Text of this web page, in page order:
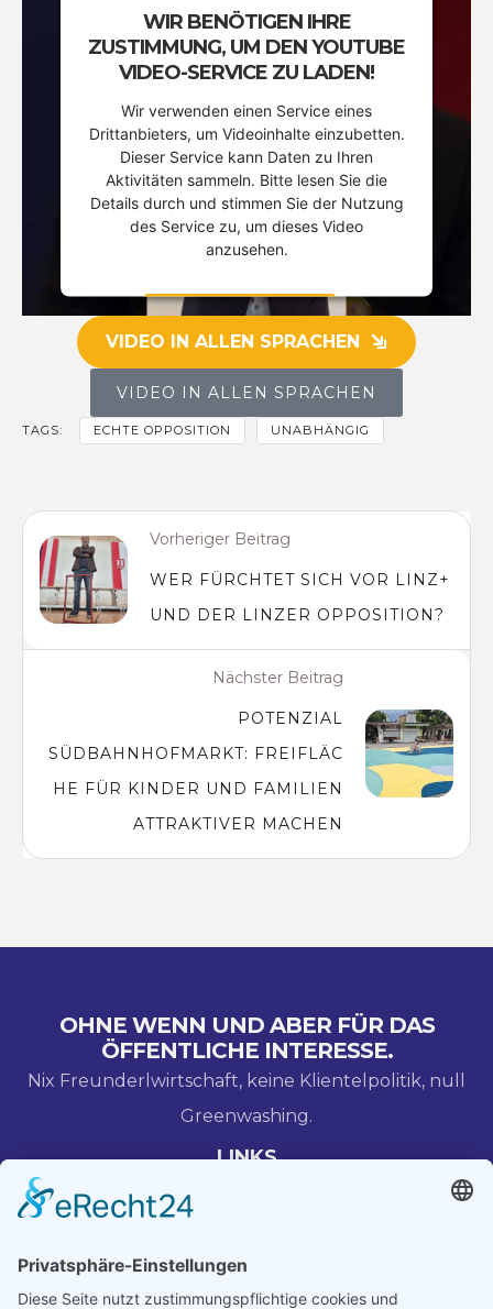
AKZEPTIEREN
Powered byUsercentrics Consent
Management Platform
WIR BENÖTIGEN IHRE
ZUSTIMMUNG, UM DEN YOUTUBE
VIDEO-SERVICE ZU LADEN!
Wir verwenden einen Service eines
Drittanbieters, um Videoinhalte einzubetten.
Dieser Service kann Daten zu Ihren
Aktivitäten sammeln. Bitte lesen Sie die
Details durch und stimmen Sie der Nutzung
des Service zu, um dieses Video
anzusehen.
MEHR
AKZEPTIEREN
Management Platform
VIDEO IN ALLEN SPRACHEN
VIDEO IN ALLEN SPRACHEN
TAGS: ECHTE OPPOSITION UNABHÄNGIG
Vorheriger Beitrag
WER FÜRCHTET SICH VOR LINZ+
UND DER LINZER OPPOSITION?
Nächster Beitrag
POTENZIAL
SÜDBAHNHOFMARKT: FREIFLÄC
HE FÜR KINDER UND FAMILIEN
ATTRAKTIVER MACHEN
OHNE WENN UND ABER FÜR DAS
ÖFFENTLICHE INTERESSE.
Nix Freunderlwirtschaft, keine Klientelpolitik, null
Greenwashing.
LINKS
Datenschutz